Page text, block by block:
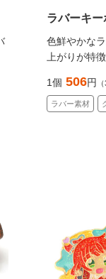
ラバーキ
色鮮やかな
上がりが特徴
1個 506円
ラバー素材